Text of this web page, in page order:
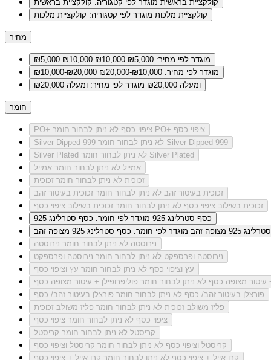
קולקציית בראשית מוגדר לפי קטגוריה: קולקציית בראשית
קולקציית מלכות מוגדר לפי קטגוריה: קולקציית מלכות
מחיר
₪5,000-₪10,000
מוגדר לפי מחיר: ₪5,000-₪10,000
₪10,000-₪20,000
מוגדר לפי מחיר: ₪10,000-₪20,000
ומעלה ₪20,000
מוגדר לפי מחיר: ומעלה ₪20,000
חומר
PO+ ציפוי כסף
לא ניתן לבחור חומר PO+ ציפוי כסף
Silver Dipped 999
לא ניתן לבחור חומר Silver Dipped 999
Silver Plated
לא ניתן לבחור חומר Silver Plated
אמייל לא ניתן לבחור חומר אמייל
זכוכית לא ניתן לבחור חומר זכוכית
זכוכית בעיטור זהב לא ניתן לבחור חומר זכוכית בעיטור זהב
זכוכית בשילוב ציפוי כסף לא ניתן לבחור חומר זכוכית בשילוב ציפוי כסף
כסף סטרלינג 925
מוגדר לפי חומר: כסף סטרלינג 925
925 מצופה זהב
מוגדר לפי חומר: כסף סטרלינג 925 מצופה זהב
נירוסטה לא ניתן לבחור חומר נירוסטה
נירוסטה ופרספקט לא ניתן לבחור חומר נירוסטה ופרספקט
עץ וציפוי כסף לא ניתן לבחור חומר עץ וציפוי כסף
עיטור מצופה כסף לא ניתן לבחור חומר פוליפרופילן + עיטור מצופה כסף
פורצלן בעיטור זהב/ כסף לא ניתן לבחור חומר פורצלן בעיטור זהב/ כסף
פליז משולב זכוכית לא ניתן לבחור חומר פליז משולב זכוכית
ציפוי כסף לא ניתן לבחור חומר ציפוי כסף
קריסטל לא ניתן לבחור חומר קריסטל
קריסטל וציפוי כסף לא ניתן לבחור חומר קריסטל וציפוי כסף
קרן אייל + ציפוי כסף לא ניתן לבחור חומר קרן אייל + ציפוי כסף